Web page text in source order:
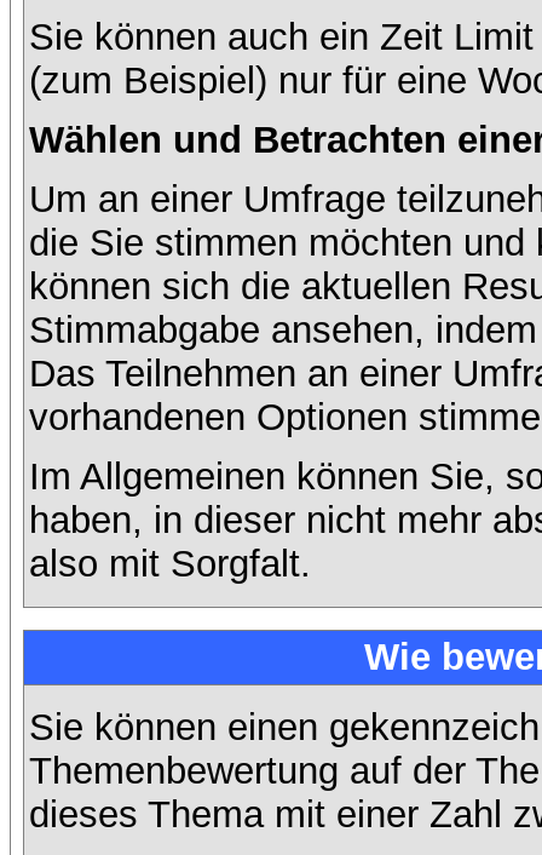
Sie können auch ein Zeit
(zum Beispiel) nur für eine
Wählen und Betrachten
Um an einer Umfrage
die Sie stimmen möchten
können sich die aktuellen
Stimmabgabe ansehen,
Das Teilnehmen an einer
vorhandenen Optionen
Im Allgemeinen können Sie,
haben, in dieser nicht mehr
also mit Sorgfalt.
Wie
Sie können einen
Themenbewertung auf der
dieses Thema mit einer Zahl